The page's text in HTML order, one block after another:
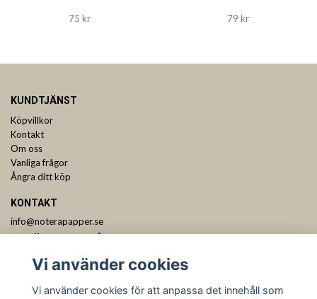
75 kr 79 kr
KUNDTJÄNST
Köpvillkor
Kontakt
Om oss
Vanliga frågor
Ångra ditt köp
KONTAKT
info@noterapapper.se
Vi använder cookies
Vi använder cookies för att anpassa det innehåll som